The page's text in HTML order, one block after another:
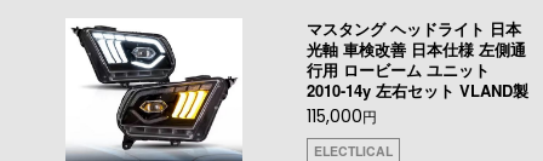
マスタング ヘッドライト 日本
光軸 車検改善 日本仕様 左側通
行用 ロービーム ユニット
2010-14y 左右セット VLAND製
115,000円
ELECTLICAL